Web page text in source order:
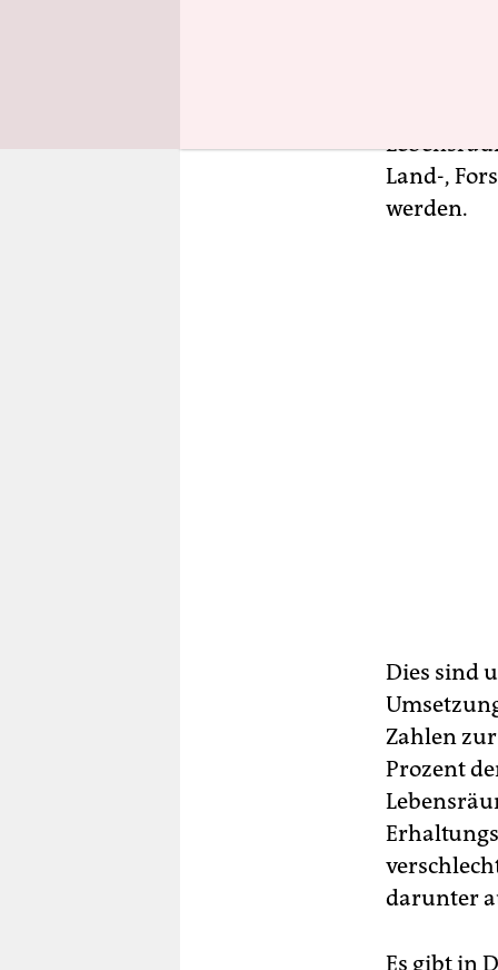
Land-,
werden.
Dies sind
Zahlen
Prozent
darunter
Es gibt in